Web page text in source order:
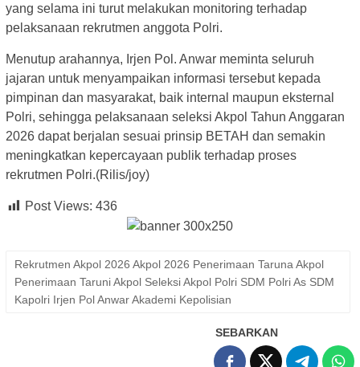
yang selama ini turut melakukan monitoring terhadap
pelaksanaan rekrutmen anggota Polri.
Menutup arahannya, Irjen Pol. Anwar meminta seluruh
jajaran untuk menyampaikan informasi tersebut kepada
pimpinan dan masyarakat, baik internal maupun eksternal
Polri, sehingga pelaksanaan seleksi Akpol Tahun Anggaran
2026 dapat berjalan sesuai prinsip BETAH dan semakin
meningkatkan kepercayaan publik terhadap proses
rekrutmen Polri.(Rilis/joy)
Post Views: 436
Rekrutmen Akpol 2026 Akpol 2026 Penerimaan Taruna Akpol
Penerimaan Taruni Akpol Seleksi Akpol Polri SDM Polri As SDM
Kapolri Irjen Pol Anwar Akademi Kepolisian
SEBARKAN